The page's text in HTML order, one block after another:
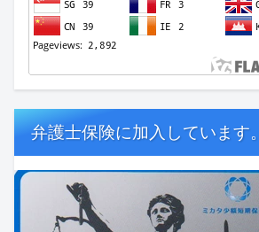
弁護士保険に加入しています。